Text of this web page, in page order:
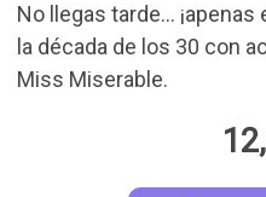
No llegas tarde...
la década de los 30 con
Miss Miserable.